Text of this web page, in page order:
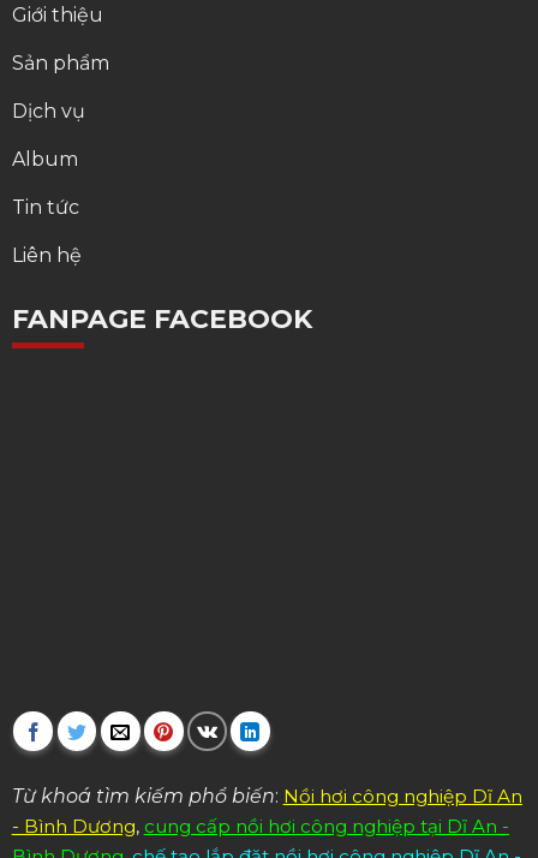
Giới thiệu
Sản phẩm
Dịch vụ
Album
Tin tức
Liên hệ
FANPAGE FACEBOOK
Từ khoá tìm kiếm phổ biến: Nồi hơi công nghiệp Dĩ An
- Bình Dương, cung cấp nồi hơi công nghiệp tại Dĩ An -